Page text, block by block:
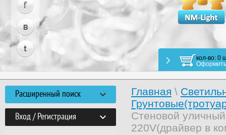
кол-во: 0
Оформить
Расширенный поиск
Вход / Регистрация
Главная \
Стеновой
220V(драйвер в